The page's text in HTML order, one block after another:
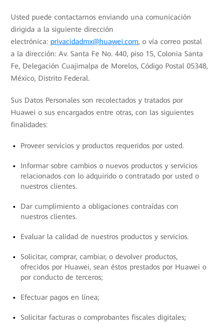
Usted puede contactarnos enviando una comunicación
dirigida a la siguiente dirección
electrónica: privacidadmx@huawei.com, o vía correo postal
a la dirección: Av. Santa Fe No. 440, piso 15, Colonia Santa
Fe, Delegación Cuajimalpa de Morelos, Código Postal 05348,
México, Distrito Federal.
Sus Datos Personales son recolectados y tratados por
Huawei o sus encargados entre otras, con las siguientes
finalidades:
Proveer servicios y productos requeridos por usted.
Informar sobre cambios o nuevos productos y servicios
relacionados con lo adquirido o contratado por usted o
nuestros clientes.
Dar cumplimiento a obligaciones contraídas con
nuestros clientes.
Evaluar la calidad de nuestros productos y servicios.
Solicitar, comprar, cambiar, o devolver productos,
ofrecidos por Huawei, sean éstos prestados por Huawei o
por conducto de terceros;
Efectuar pagos en línea;
Solicitar facturas o comprobantes fiscales digitales;